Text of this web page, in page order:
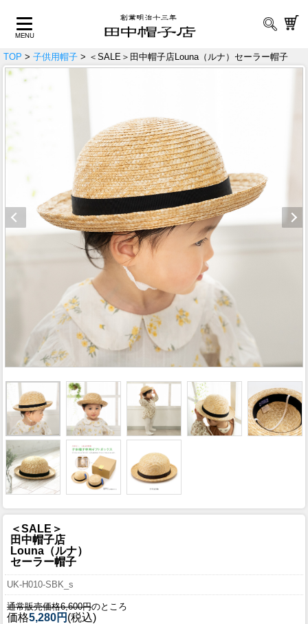
TOP > 子供用帽子 > ＜SALE＞田中帽子店Louna（ルナ）セーラー帽子
＜SALE＞
田中帽子店
Louna（ルナ）
セーラー帽子
UK-H010-SBK_s
通常販売価格6,600円のところ
価格5,280円 (税込)